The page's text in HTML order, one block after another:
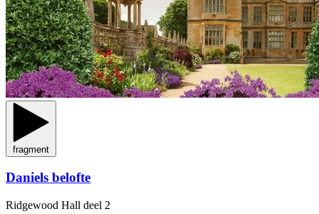
fragment
Daniels belofte
Ridgewood Hall deel 2